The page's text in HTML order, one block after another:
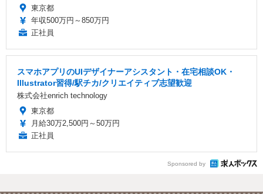
東京都
年収500万円～850万円
正社員
スマホアプリのUIデザイナーアシスタント・在宅相談OK・
Illustrator習得/駅チカ/クリエイティブ志望歓迎
株式会社enrich technology
東京都
月給30万2,500円～50万円
正社員
Sponsored by